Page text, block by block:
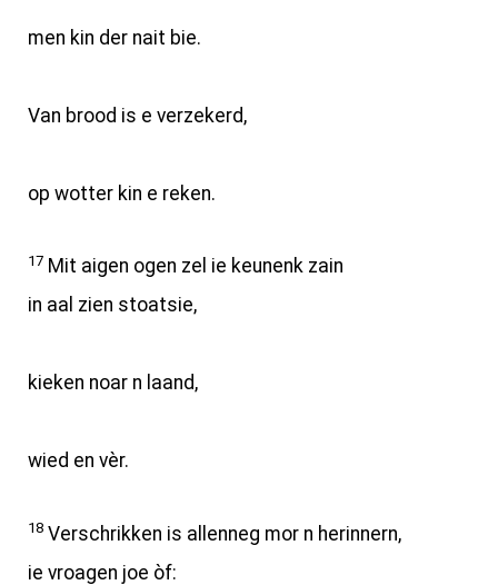
men kin der nait bie.
Van brood is e verzekerd,
op wotter kin e reken.
17 Mit aigen ogen zel ie keunenk zain
in aal zien stoatsie,
kieken noar n laand,
wied en vèr.
18 Verschrikken is allenneg mor n herinnern,
ie vroagen joe òf: